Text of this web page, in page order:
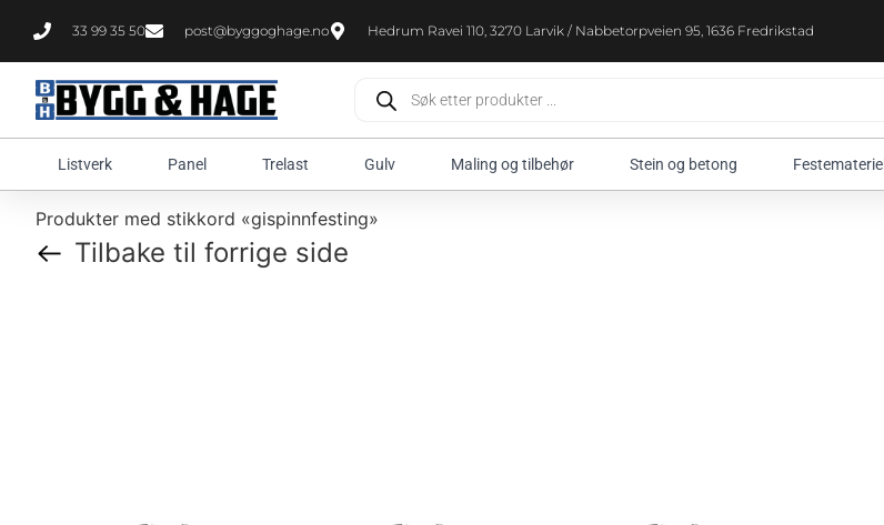
33 99 35 50 post@byggoghage.no Hedrum Ravei 110, 3270 Larvik / Nabbetorpveien 95, 1636 Fredrikstad
Listverk Panel Trelast Gulv Maling og tilbehør Stein og betong Festemateriell
Produkter med stikkord «gispinnfesting»
Tilbake til forrige side